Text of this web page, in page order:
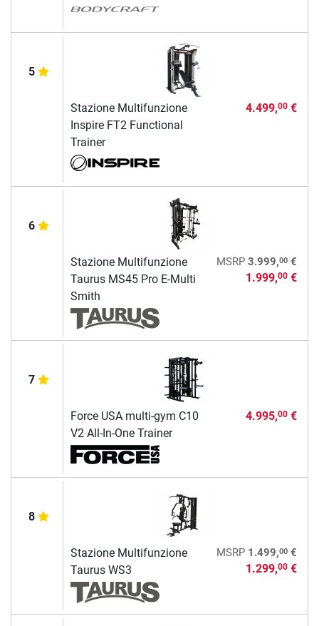
5
Stazione Multifunzione
Inspire FT2 Functional
Trainer
4.499,00€
6
Stazione Multifunzione
Taurus MS45 Pro E-Multi
Smith
MSRP 3.999,00€
1.999,00€
7
Force USA multi-gym C10
V2 All-In-One Trainer
4.995,00€
8
Stazione Multifunzione
Taurus WS3
MSRP 1.499,00€
1.299,00€